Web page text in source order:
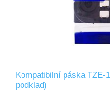
Kompatibilní páska
podklad)